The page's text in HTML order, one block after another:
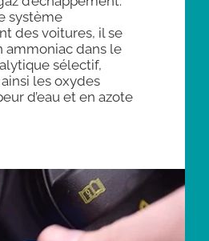
système
des voitures, il se
ammoniac dans le
sélectif,
les oxydes
d’eau et en azote